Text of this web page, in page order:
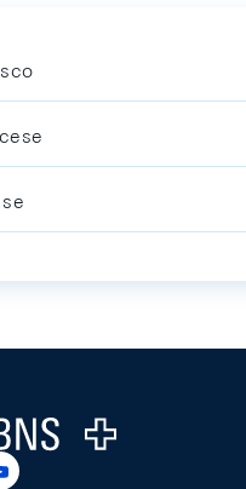
snb_bns
ch.linkedin.com/
https://www.youtube.com/